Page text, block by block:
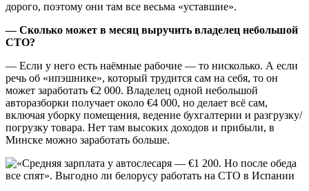
дорого, поэтому они там все весьма «уставшие».
— Сколько может в месяц выручить владелец небольшой
СТО?
— Если у него есть наёмные рабочие — то нисколько. А если
речь об «ипэшнике», который трудится сам на себя, то он
может заработать €2 000. Владелец одной небольшой
авторазборки получает около €4 000, но делает всё сам,
включая уборку помещения, ведение бухгалтерии и разгрузку/
погрузку товара. Нет там высоких доходов и прибыли, в
Минске можно заработать больше.